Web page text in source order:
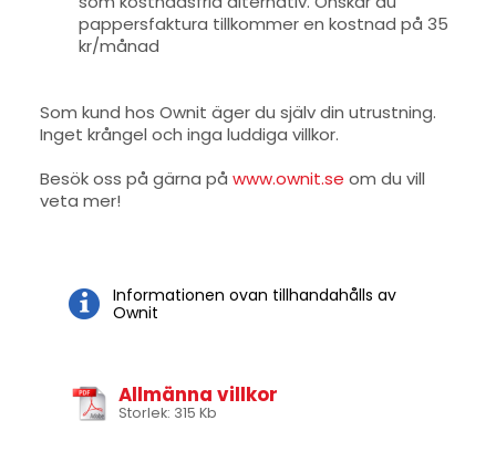
pappersfaktura tillkommer en kostnad på 35
kr/månad
Som kund hos Ownit äger du själv din utrustning.
Inget krångel och inga luddiga villkor.
Besök oss på gärna på www.ownit.se om du vill
veta mer!
Informationen ovan tillhandahålls av
Ownit
Allmänna villkor
Storlek: 315 Kb